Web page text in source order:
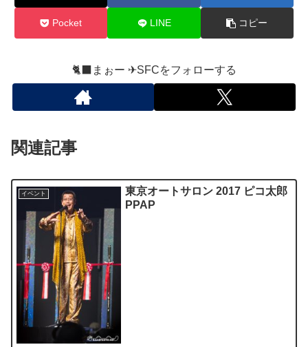
Pocket LINE コピー
🐈‍⬛まぉー ✈︎SFCをフォローする
関連記事
イベント
東京オートサロン 2017 ピコ太郎
PPAP